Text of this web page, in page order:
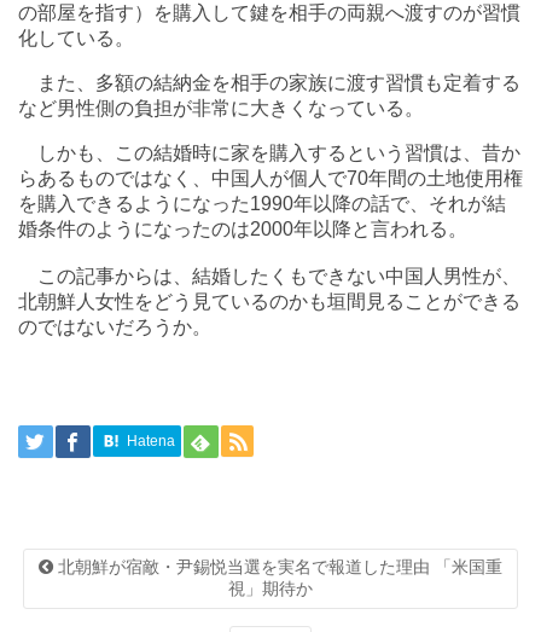
の部屋を指す）を購入して鍵を相手の両親へ渡すのが習慣
化している。
また、多額の結納金を相手の家族に渡す習慣も定着する
など男性側の負担が非常に大きくなっている。
しかも、この結婚時に家を購入するという習慣は、昔か
らあるものではなく、中国人が個人で70年間の土地使用権
を購入できるようになった1990年以降の話で、それが結
婚条件のようになったのは2000年以降と言われる。
この記事からは、結婚したくもできない中国人男性が、
北朝鮮人女性をどう見ているのかも垣間見ることができる
のではないだろうか。
Hatena
北朝鮮が宿敵・尹錫悦当選を実名で報道した理由 「米国重
視」期待か